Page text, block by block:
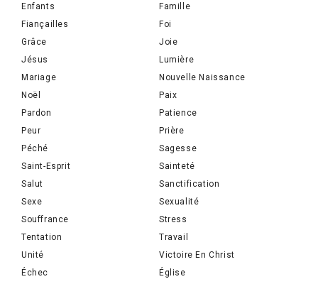
Enfants
Famille
Fiançailles
Foi
Grâce
Joie
Jésus
Lumière
Mariage
Nouvelle Naissance
Noël
Paix
Pardon
Patience
Peur
Prière
Péché
Sagesse
Saint-Esprit
Sainteté
Salut
Sanctification
Sexe
Sexualité
Souffrance
Stress
Tentation
Travail
Unité
Victoire En Christ
Échec
Église